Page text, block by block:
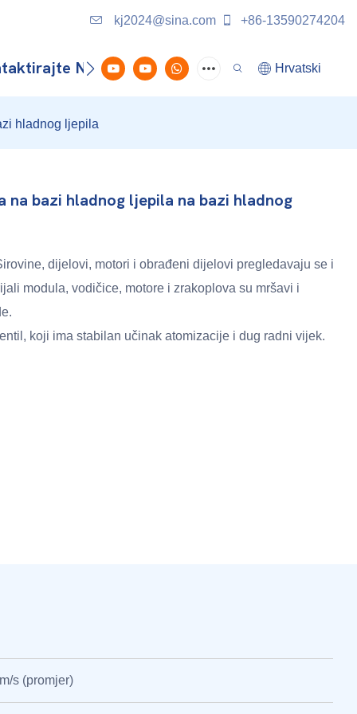
kj2024@sina.com +86-13590274204
Nas Hrvatski
hladnog ljepila
bazi hladnog ljepila na bazi hladnog
dijelovi, motori i obrađeni dijelovi pregledavaju se i
modula, vodičice, motore i zrakoplova su mršavi i
koji ima stabilan učinak atomizacije i dug radni vijek.
s (promjer)